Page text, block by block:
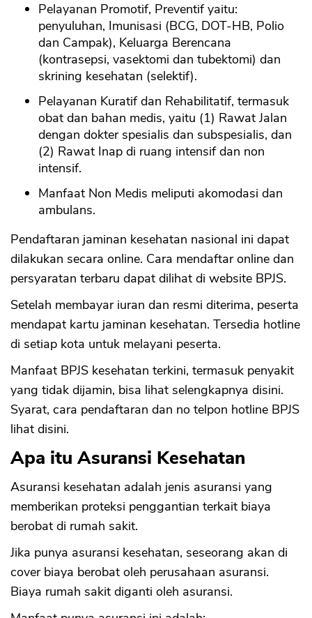
Pelayanan Promotif, Preventif yaitu:
penyuluhan, Imunisasi (BCG, DOT-HB, Polio
dan Campak), Keluarga Berencana
(kontrasepsi, vasektomi dan tubektomi) dan
skrining kesehatan (selektif).
Pelayanan Kuratif dan Rehabilitatif, termasuk
obat dan bahan medis, yaitu (1) Rawat Jalan
dengan dokter spesialis dan subspesialis, dan
(2) Rawat Inap di ruang intensif dan non
intensif.
Manfaat Non Medis meliputi akomodasi dan
ambulans.
Pendaftaran jaminan kesehatan nasional ini dapat
dilakukan secara online. Cara mendaftar online dan
persyaratan terbaru dapat dilihat di website BPJS.
Setelah membayar iuran dan resmi diterima, peserta
mendapat kartu jaminan kesehatan. Tersedia hotline
di setiap kota untuk melayani peserta.
Manfaat BPJS kesehatan terkini, termasuk penyakit
yang tidak dijamin, bisa lihat selengkapnya disini.
Syarat, cara pendaftaran dan no telpon hotline BPJS
lihat disini.
Apa itu Asuransi Kesehatan
Asuransi kesehatan adalah jenis asuransi yang
memberikan proteksi penggantian terkait biaya
berobat di rumah sakit.
Jika punya asuransi kesehatan, seseorang akan di
cover biaya berobat oleh perusahaan asuransi.
Biaya rumah sakit diganti oleh asuransi.